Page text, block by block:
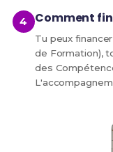
Comment
Tu peux
de Formation),
des